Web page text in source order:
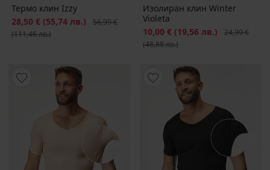
Термо клин Izzy
Намаление
28,50 € (55,74 лв.) Първоначална цена
56,99 €
(111,46 лв.)
Изолиран клин Winter
Violeta
Намаление
10,00 € (19,56 лв.)
24,99 €
(48,88 лв.)